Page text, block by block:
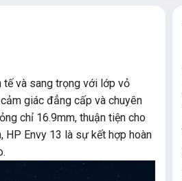
và sang trọng với lớp vỏ
giác đẳng cấp và chuyên
chỉ 16.9mm, thuận tiện cho
HP Envy 13 là sự kết hợp hoàn